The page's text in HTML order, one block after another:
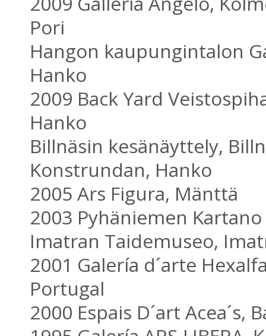
Pori
Hangon kaupungintalon
Hanko
2009 Back Yard
Hanko
Billnäsin kesänäyttely,
Konstrundan, Hanko
2005 Ars Figura, Mänttä
2003 Pyhäniemen Kartano
Imatran Taidemuseo,
2001 Galería d´arte
Portugal
2000 Espais D´art Acea´s,